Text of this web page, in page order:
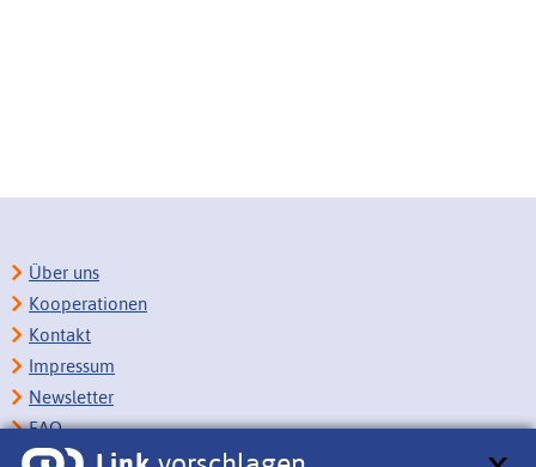
Über uns
Kooperationen
Kontakt
Impressum
Newsletter
FAQ
Copyright